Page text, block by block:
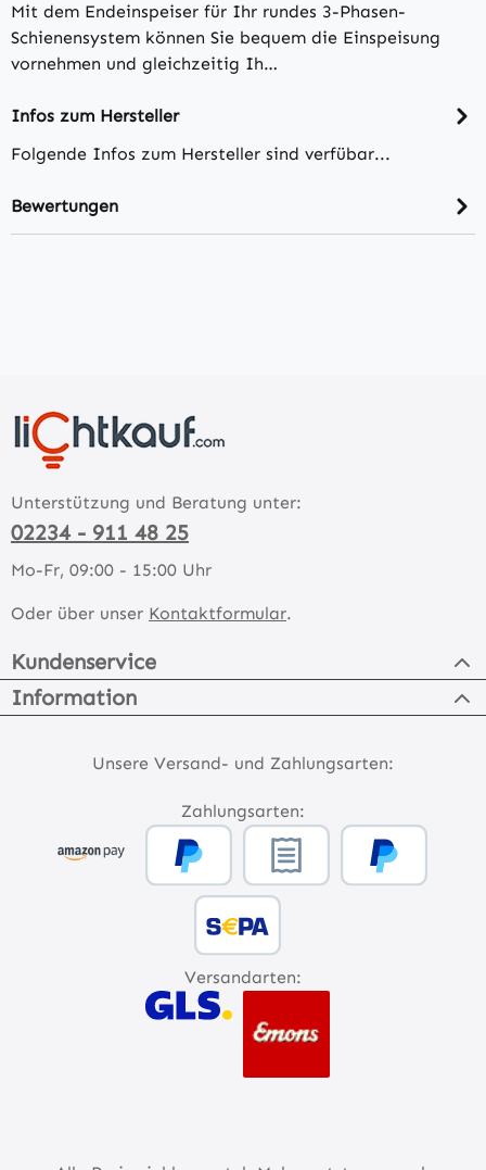
Mit dem Endeinspeiser für Ihr rundes 3-Phasen-
Schienensystem können Sie bequem die Einspeisung
vornehmen und gleichzeitig Ih…
Infos zum Hersteller
Folgende Infos zum Hersteller sind verfübar...
Bewertungen
Unterstützung und Beratung unter:
02234 - 911 48 25
Mo-Fr, 09:00 - 15:00 Uhr
Oder über unser Kontaktformular.
Kundenservice
Information
Unsere Versand- und Zahlungsarten:
Zahlungsarten:
Versandarten: